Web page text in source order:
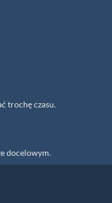
trochę czasu.
docelowym.